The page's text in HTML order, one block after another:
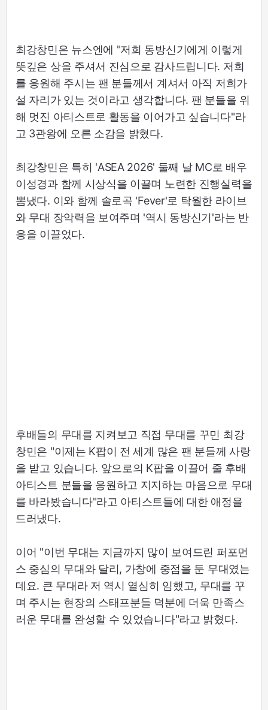
최강창민은 뉴스엔에 "저희 동방신기에게 이렇게
뜻깊은 상을 주셔서 진심으로 감사드립니다. 저희
를 응원해 주시는 팬 분들께서 계셔서 아직 저희가
설 자리가 있는 것이라고 생각합니다. 팬 분들을 위
해 멋진 아티스트로 활동을 이어가고 싶습니다"라
고 3관왕에 오른 소감을 밝혔다.
최강창민은 특히 'ASEA 2026' 둘째 날 MC로 배우
이성경과 함께 시상식을 이끌며 노련한 진행실력을
뽐냈다. 이와 함께 솔로곡 'Fever'로 탁월한 라이브
와 무대 장악력을 보여주며 '역시 동방신기'라는 반
응을 이끌었다.
후배들의 무대를 지켜보고 직접 무대를 꾸민 최강
창민은 "이제는 K팝이 전 세계 많은 팬 분들께 사랑
을 받고 있습니다. 앞으로의 K팝을 이끌어 줄 후배
아티스트 분들을 응원하고 지지하는 마음으로 무대
를 바라봤습니다"라고 아티스트들에 대한 애정을
드러냈다.
이어 "이번 무대는 지금까지 많이 보여드린 퍼포먼
스 중심의 무대와 달리, 가창에 중점을 둔 무대였는
데요. 큰 무대라 저 역시 열심히 임했고, 무대를 꾸
며 주시는 현장의 스태프분들 덕분에 더욱 만족스
러운 무대를 완성할 수 있었습니다"라고 밝혔다.